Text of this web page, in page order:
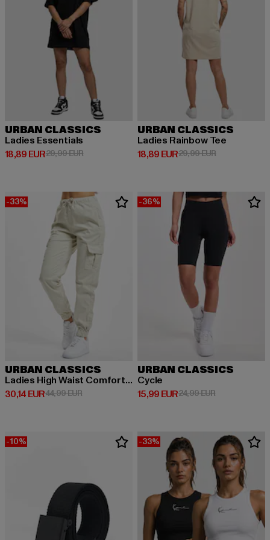
URBAN CLASSICS
Ladies Essentials
18,89 EUR
Derzeitiger Preis: 18,89 EUR
29,99 EURAktionspreis: 29,99 EUR
URBAN CLASSICS
Ladies Rainbow Tee
18,89 EUR
Derzeitiger Preis: 18,89 EUR
29,99 EURAktionspreis:
-33%
URBAN CLASSICS
Ladies High Waist Comfort Jogging
30,14 EUR
Derzeitiger Preis: 30,14 EUR
44,99 EURAktionspreis: 44,99 EUR
-36%
URBAN CLASSICS
Cycle
15,99 EUR
Derzeitiger Preis: 15,99 EUR
24,99 EURAktionspreis:
-10% -33%